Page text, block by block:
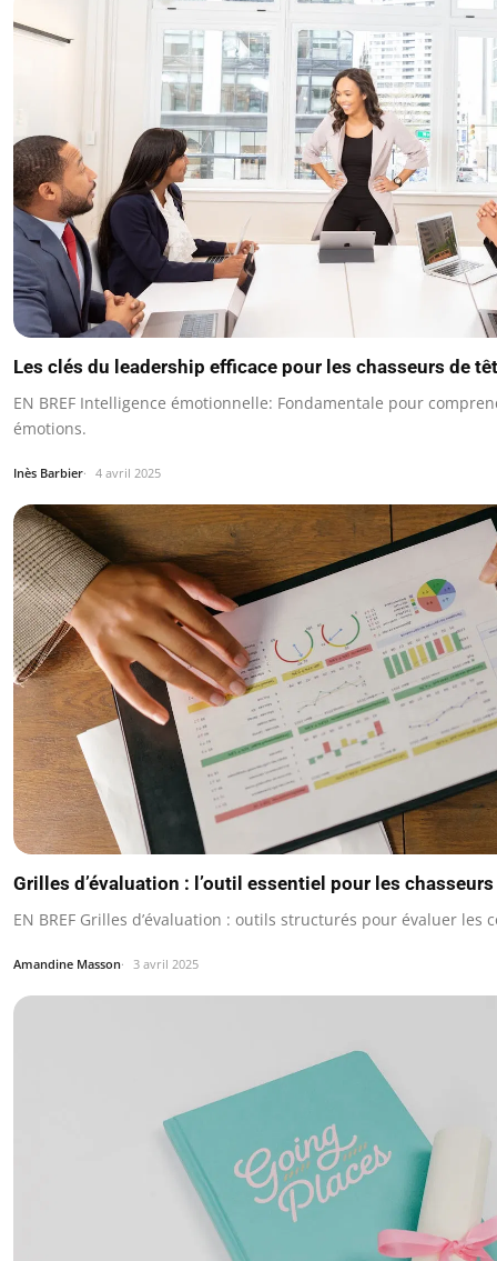
Les clés du leadership efficace pour les chasseurs de
EN BREF Intelligence émotionnelle: Fondamentale pour
émotions.
Inès Barbier 4 avril 2025
Grilles d’évaluation : l’outil essentiel pour les
EN BREF Grilles d’évaluation : outils structurés pour évaluer les
Amandine Masson 3 avril 2025